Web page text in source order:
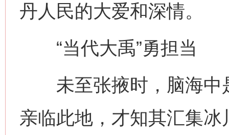
丹人民的大爱和深情。
“当代大禹”勇担当
未至张掖时，脑海中
亲临此地，才知其汇集